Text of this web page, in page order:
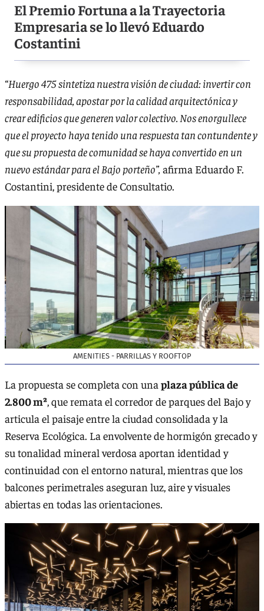
El Premio Fortuna a la Trayectoria
Empresaria se lo llevó Eduardo
Costantini
“Huergo 475 sintetiza nuestra visión de ciudad: invertir con
responsabilidad, apostar por la calidad arquitectónica y
crear edificios que generen valor colectivo. Nos enorgullece
que el proyecto haya tenido una respuesta tan contundente y
que su propuesta de comunidad se haya convertido en un
nuevo estándar para el Bajo porteño”, afirma Eduardo F.
Costantini, presidente de Consultatio.
AMENITIES - PARRILLAS Y ROOFTOP
La propuesta se completa con una plaza pública de
2.800 m², que remata el corredor de parques del Bajo y
articula el paisaje entre la ciudad consolidada y la
Reserva Ecológica. La envolvente de hormigón grecado y
su tonalidad mineral verdosa aportan identidad y
continuidad con el entorno natural, mientras que los
balcones perimetrales aseguran luz, aire y visuales
abiertas en todas las orientaciones.